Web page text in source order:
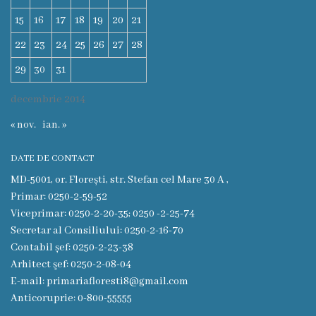
Funcţii
vacante
Consiliul
Secretar
Consilieri
Regulamentul
Consiliului
Ședințele
Consiliului
online
decembrie 2014
15
16 17 18 19 20
21
22
23 24 25 26 27
28
29
30 31
« nov. ian. »
DATE DE CONTACT
MD-5001, or. Florești, str. Stefan cel Mare 30 A ,
Primar: 0250-2-59-52
Viceprimar: 0250-2-20-35; 0250 -2-25-74
Secretar al Consiliului: 0250-2-16-70
Contabil șef: 0250-2-23-38
Arhitect şef: 0250-2-08-04
E-mail: primariafloresti8@gmail.com
Anticoruprie: 0-800-55555